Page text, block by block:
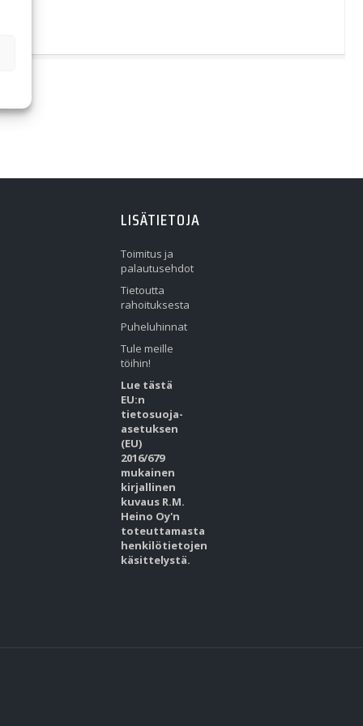
LISÄTIETOJA
Toimitus ja
palautusehdot
Tietoutta
rahoituksesta
Puheluhinnat
Tule meille
töihin!
Lue tästä
EU:n
tietosuoja-
asetuksen
(EU)
2016/679
mukainen
kirjallinen
kuvaus R.M.
Heino Oy'n
toteuttamasta
henkilötietojen
käsittelystä.